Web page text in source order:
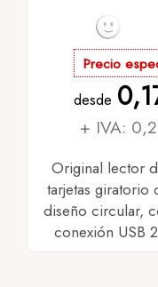
Precio
desde
+ IVA:
Original lector
tarjetas giratorio
diseño circular,
conexión USB